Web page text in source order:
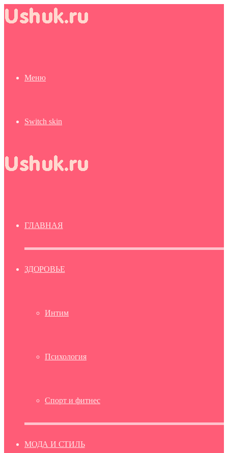
Меню
Switch skin
ГЛАВНАЯ
ЗДОРОВЬЕ
Интим
Психология
Спорт и фитнес
МОДА И СТИЛЬ